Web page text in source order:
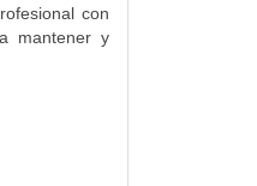
con
mantener y